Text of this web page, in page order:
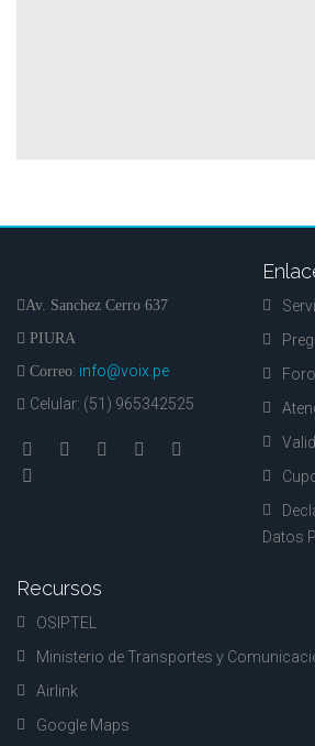
Av. Sanchez Cerro 637
PIURA
Correo: info@voix.pe
Celular: (51) 965342525
Datos
Recursos
OSIPTEL
Ministerio de Transportes y
Airlink
Google Maps